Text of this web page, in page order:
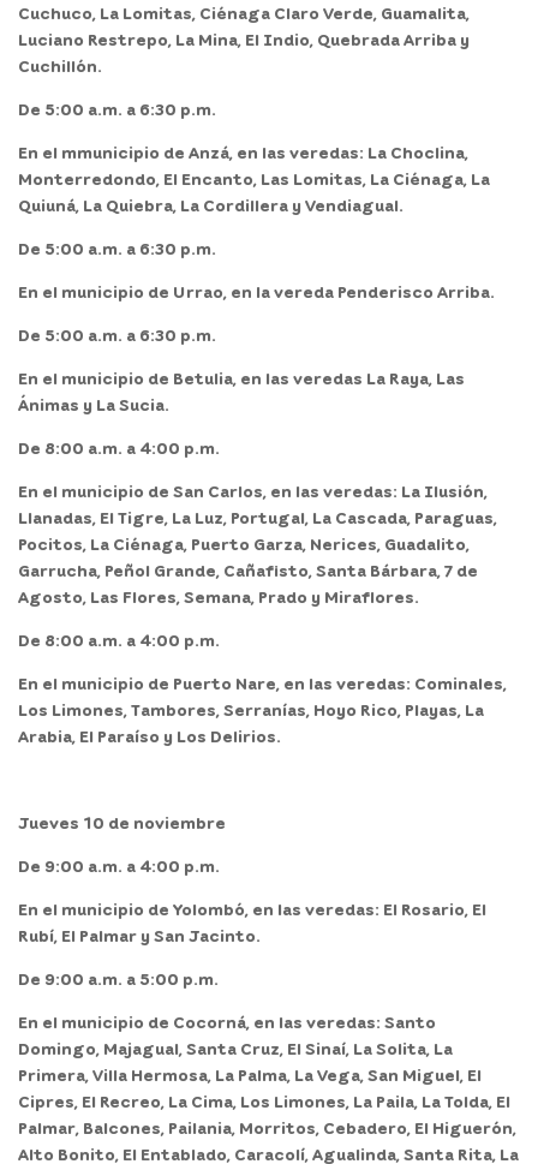
Cuchuco, La Lomitas, Ciénaga Claro Verde, Guamalita,
Luciano Restrepo, La Mina, El Indio, Quebrada Arriba y
Cuchillón.
De 5:00 a.m. a 6:30 p.m.
En el mmunicipio de Anzá, en las veredas: La Choclina,
Monterredondo, El Encanto, Las Lomitas, La Ciénaga, La
Quiuná, La Quiebra, La Cordillera y Vendiagual.
De 5:00 a.m. a 6:30 p.m.
En el municipio de Urrao, en la vereda Penderisco Arriba.
De 5:00 a.m. a 6:30 p.m.
En el municipio de Betulia, en las veredas La Raya, Las
Ánimas y La Sucia.
De 8:00 a.m. a 4:00 p.m.
En el municipio de San Carlos, en las veredas: La Ilusión,
Llanadas, El Tigre, La Luz, Portugal, La Cascada, Paraguas,
Pocitos, La Ciénaga, Puerto Garza, Nerices, Guadalito,
Garrucha, Peñol Grande, Cañafisto, Santa Bárbara, 7 de
Agosto, Las Flores, Semana, Prado y Miraflores.
De 8:00 a.m. a 4:00 p.m.
En el municipio de Puerto Nare, en las veredas: Cominales,
Los Limones, Tambores, Serranías, Hoyo Rico, Playas, La
Arabia, El Paraíso y Los Delirios.
Jueves 10 de noviembre
De 9:00 a.m. a 4:00 p.m.
En el municipio de Yolombó, en las veredas: El Rosario, El
Rubí, El Palmar y San Jacinto.
De 9:00 a.m. a 5:00 p.m.
En el municipio de Cocorná, en las veredas: Santo
Domingo, Majagual, Santa Cruz, El Sinaí, La Solita, La
Primera, Villa Hermosa, La Palma, La Vega, San Miguel, El
Cipres, El Recreo, La Cima, Los Limones, La Paila, La Tolda, El
Palmar, Balcones, Pailania, Morritos, Cebadero, El Higuerón,
Alto Bonito, El Entablado, Caracolí, Agualinda, Santa Rita, La